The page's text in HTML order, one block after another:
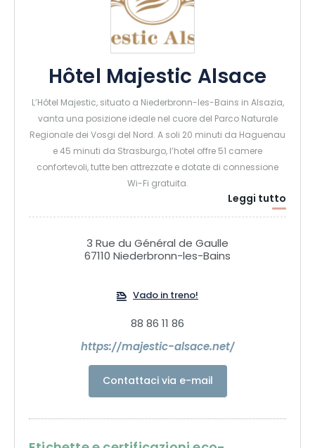
Hôtel Majestic Alsace
L’Hôtel Majestic, situato a Niederbronn-les-Bains in Alsazia,
vanta una posizione ideale nel cuore del Parco Naturale
Regionale dei Vosgi del Nord. A soli 20 minuti da Haguenau
e 45 minuti da Strasburgo, l’hotel offre 51 camere
confortevoli, tutte ben attrezzate e dotate di connessione
Wi-Fi gratuita.
Leggi tutto
3 Rue du Général de Gaulle
67110 Niederbronn-les-Bains
Vado in treno!
88 86 11 86
https://majestic-alsace.net/
Contattaci via e-mail